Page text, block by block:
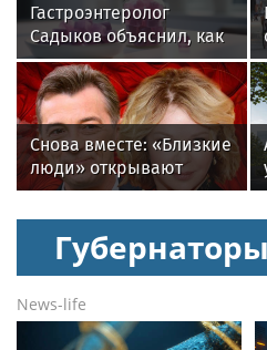
Гастроэнтеролог
Садыков объяснил, как
сахар в рационе
ускоряет изнашивание
тканей
Снова вместе: «Близкие
люди» открывают
новый театральный
сезон
News-life